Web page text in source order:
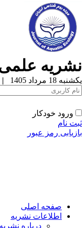
علمی
18 مرداد 1405 |
ورود خودکار
نام
رمز عبور
صفحه اصلی
اطلاعات نشریه
درباره نشریه